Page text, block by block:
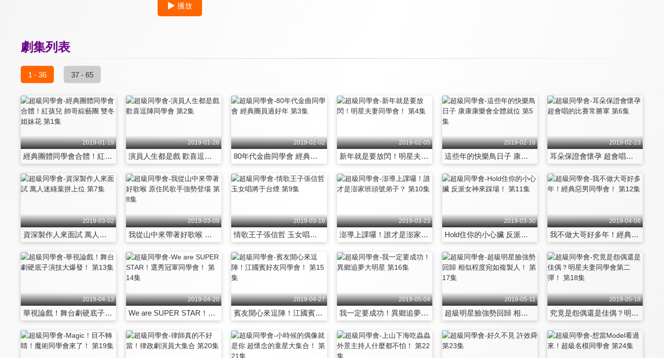
播放
劇集列表
1 - 36 37 - 65
2019-01-19
經典團體同學會合體！紅孩兒 帥哥綜藝團 雙冬姐妹花 第1集
2019-01-26
演員人生都是戲 歡喜逗陣同學會 第2集
2019-02-02
80年代金曲同學會 經典團員過好年 第3集
2019-02-05
新年就是要放閃！明星夫妻同學會！ 第4集
2019-02-16
這些年的快樂鳥日子 康康康樂會全體就位 第5集
2019-02-23
耳朵保證會懷孕 超會唱的比賽常勝軍 第6集
2019-03-02
資深製作人來面試 萬人迷綠葉拼上位 第7集
2019-03-09
我從山中來帶著好歌喉 原住民歌手強勢登場 第8集
2019-03-16
情歌王子張信哲 玉女唱將于台煙 第9集
2019-03-23
澎導上課囉！誰才是澎家班頭號弟子？ 第10集
2019-03-30
Hold住你的小心臟 反派女神來踩場！ 第11集
2019-04-06
我不做大哥好多年！經典惡男同學會！ 第12集
2019-04-13
華視論戲！舞台劇硬底子演技大爆發！ 第13集
2019-04-20
We are SUPER STAR！選秀冠軍同學會！ 第14集
2019-04-27
賓友開心來逗陣！江國賓好友同學會！ 第15集
2019-05-04
我一定要成功！異鄉追夢大明星 第16集
2019-05-11
超級明星臉強勢回歸 相似程度宛如複製人！ 第17集
2019-05-18
究竟是怨偶還是佳偶？明星夫妻同學會第二彈！ 第18集